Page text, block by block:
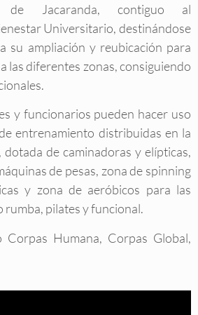
de Jacaranda, contiguo al
Universitario, destinándose
su ampliación y reubicación para
las diferentes zonas, consiguiendo
y funcionarios pueden hacer uso
entrenamiento distribuidas en la
dotada de caminadoras y elípticas,
de pesas, zona de spinning
y zona de aeróbicos para las
rumba, pilates y funcional.
Corpas Humana, Corpas Global,